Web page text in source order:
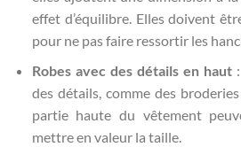
effet d’équilibre. Elles doivent
pour ne pas faire ressortir les
Robes avec des détails en haut:
des détails, comme des
partie haute du vêtement
mettre en valeur la taille.